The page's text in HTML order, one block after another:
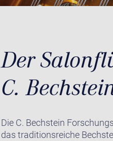
Der
C.
Die C. Bechstein
das traditionsreiche